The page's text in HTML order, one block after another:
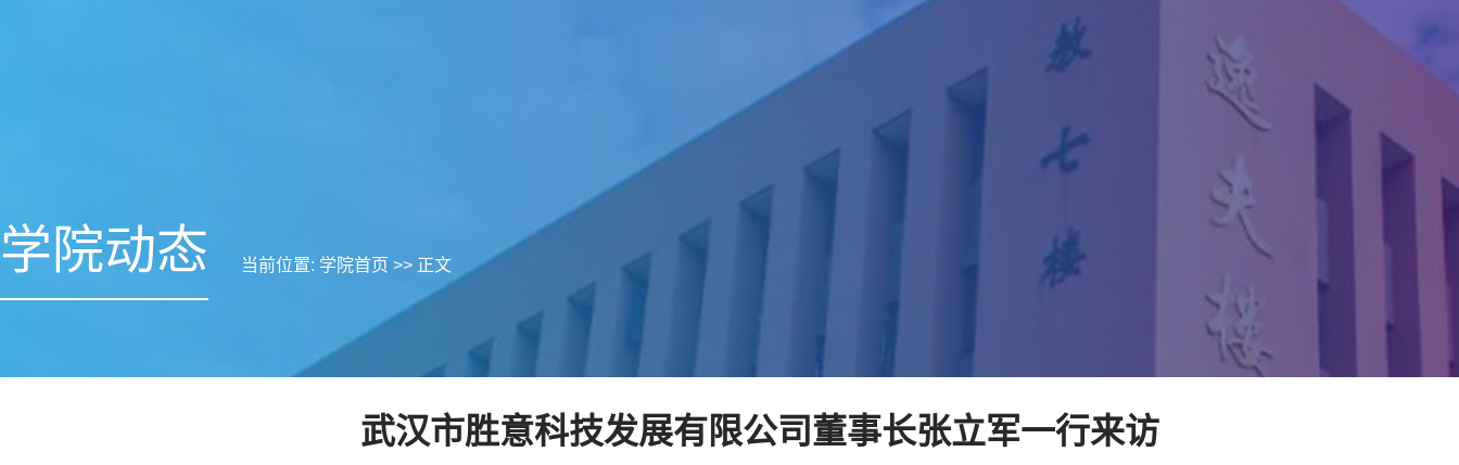
学院动态 当前位置: 学院首页 >> 正文
武汉市胜意科技发展有限公司董事长张立军一行来访